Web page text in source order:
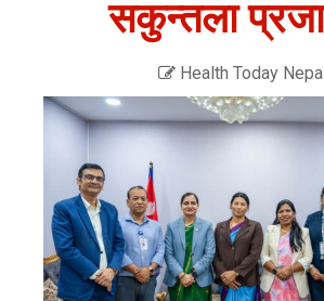
सकुन्तला
Health Today Nepal